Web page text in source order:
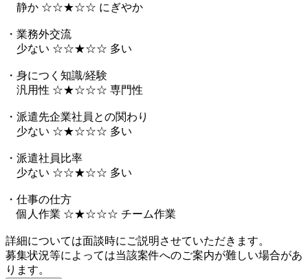
静か ☆☆★☆☆ にぎやか
・業務外交流
少ない ☆☆★☆☆ 多い
・身につく知識/経験
汎用性 ☆★☆☆☆ 専門性
・派遣先企業社員との関わり
少ない ☆★☆☆☆ 多い
・派遣社員比率
少ない ☆☆★☆☆ 多い
・仕事の仕方
個人作業 ☆★☆☆☆ チーム作業
詳細については面談時にご説明させていただきます。
募集状況等によっては当該案件へのご案内が難しい場合があ
ります。